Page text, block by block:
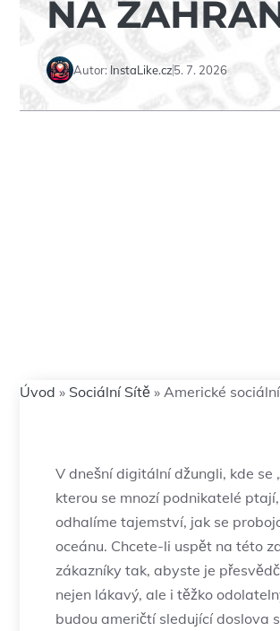
NA
Autor: InstaLike.cz5. 7. 2026
Úvod » Sociální Sítě » Americké
V dnešní digitální džungli, kde se
kterou se mnozí podnikatelé
⁣odhalíme tajemství, jak se
oceánu. Chcete-li uspět na této
zákazníky tak, abyste je
nejen lákavý, ale i těžko⁢
budou američtí sledující doslova